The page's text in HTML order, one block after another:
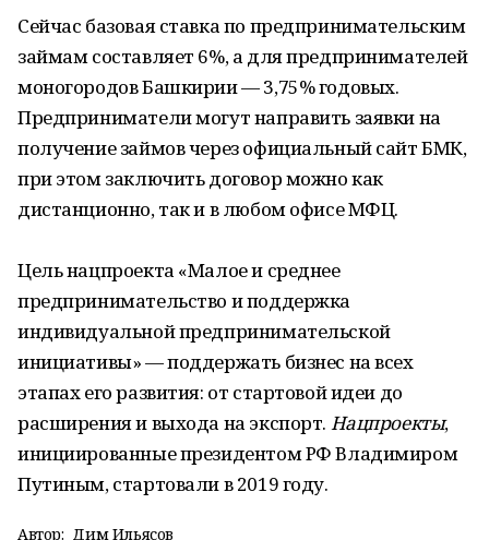
Сейчас базовая ставка по предпринимательским
займам составляет 6%, а для предпринимателей
моногородов Башкирии — 3,75% годовых.
Предприниматели могут направить заявки на
получение займов через официальный сайт БМК,
при этом заключить договор можно как
дистанционно, так и в любом офисе МФЦ.
Цель нацпроекта «Малое и среднее
предпринимательство и поддержка
индивидуальной предпринимательской
инициативы» — поддержать бизнес на всех
этапах его развития: от стартовой идеи до
расширения и выхода на экспорт. Нацпроекты,
инициированные президентом РФ Владимиром
Путиным, стартовали в 2019 году.
Автор: Дим Ильясов